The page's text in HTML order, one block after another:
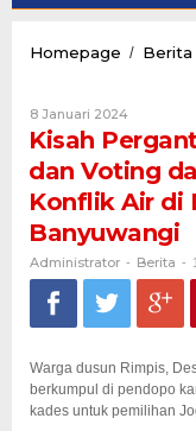
Homepage / Berita
di
8 Januari 2024Oleh
Kisah
dan Voting
Konflik Air di
Banyuwangi
Administrator - Berita -
Warga dusun Rimpis,
berkumpul di pendopo
kades untuk pemilihan